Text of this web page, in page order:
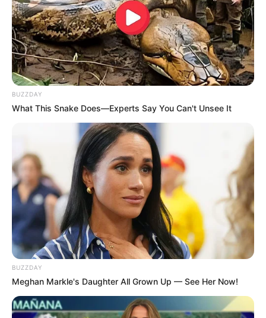
10 Pose Manekin Anti
Mainstream yang Konyol
Banget
8 Kata Lucu Seputar Malam
Minggu ala Jomblo yang Bikin
Ngenes
BUZZDAY
What This Snake Does—Experts Say You Can't Unsee It
BUZZDAY
Meghan Markle's Daughter All Grown Up — See Her Now!